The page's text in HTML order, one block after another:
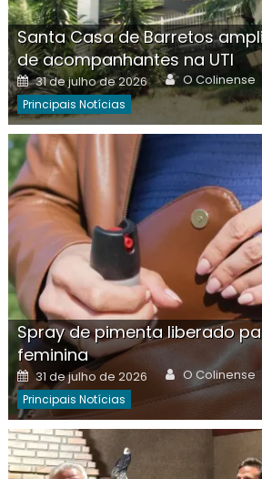
Santa Casa de Barretos
de acompanhantes na UTI
Posted
on
31 de julho de 2026 Author
O Colinense
Principais Notícias
Spray de pimenta liberado
feminina
Posted
on
31 de julho de 2026 Author
O Colinense
Principais Notícias